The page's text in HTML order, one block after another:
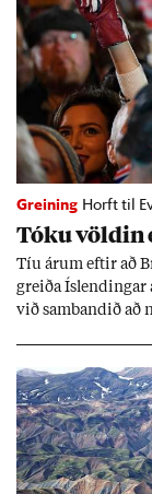
Greining Horft til
Tóku völd­in
Tíu ár­um eft­ir að
greiða
við sam­band­ið að